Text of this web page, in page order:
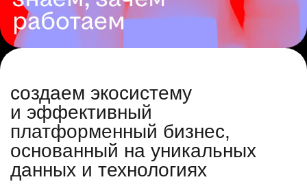
создаем экосистему
и эффективный
платформенный бизнес,
основанный на уникальных
данных и технологиях